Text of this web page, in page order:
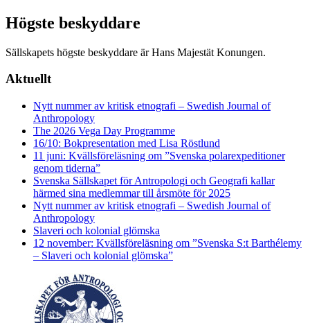
Högste beskyddare
Sällskapets högste beskyddare är Hans Majestät Konungen.
Aktuellt
Nytt nummer av kritisk etnografi – Swedish Journal of
Anthropology
The 2026 Vega Day Programme
16/10: Bokpresentation med Lisa Röstlund
11 juni: Kvällsföreläsning om ”Svenska polarexpeditioner
genom tiderna”
Svenska Sällskapet för Antropologi och Geografi kallar
härmed sina medlemmar till årsmöte för 2025
Nytt nummer av kritisk etnografi – Swedish Journal of
Anthropology
Slaveri och kolonial glömska
12 november: Kvällsföreläsning om ”Svenska S:t Barthélemy
– Slaveri och kolonial glömska”